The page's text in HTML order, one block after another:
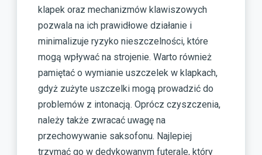
klapek oraz mechanizmów klawiszowych
pozwala na ich prawidłowe działanie i
minimalizuje ryzyko nieszczelności, które
mogą wpływać na strojenie. Warto również
pamiętać o wymianie uszczelek w klapkach,
gdyż zużyte uszczelki mogą prowadzić do
problemów z intonacją. Oprócz czyszczenia,
należy także zwracać uwagę na
przechowywanie saksofonu. Najlepiej
trzymać go w dedykowanym futerale, który